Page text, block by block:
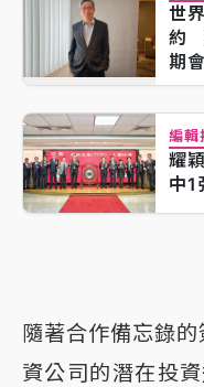
世
約
期
編輯
耀
中1
隨著合作備忘錄
資公司的潛在投